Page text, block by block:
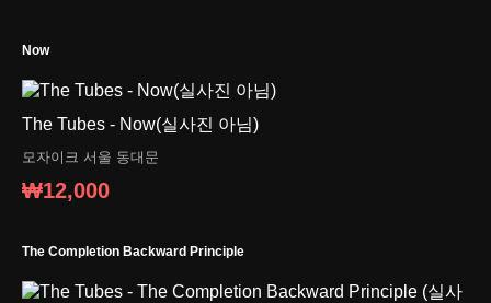
Now
The Tubes - Now(실사진 아님)
모자이크 서울 동대문
₩12,000
The Completion Backward Principle